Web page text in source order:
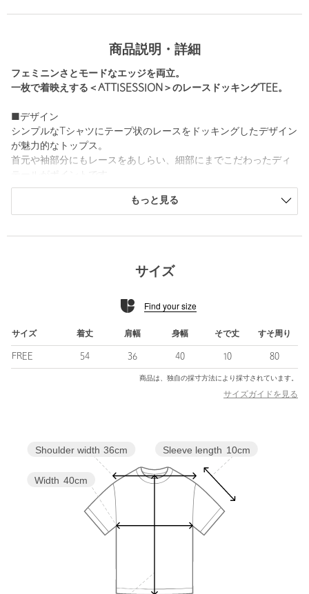
商品説明・詳細
フェミニンさとモードなエッジを両立。
一枚で着映えする＜ATTISESSION＞のレースドッキングTEE。
■デザイン
シンプルなTシャツにテープ状のレースをドッキングしたデザイン
が魅力的なトップス。
首元や袖部分にもレースをあしらい、細部にまでこだわったディ
テールがポイントです。
トレンド感のあるコンパクトなサイズバランスが、デイリーに取
クリーンな印象へと導くホワイトと、シックなブラックの2色をご
ポリエステル×コットンの肌馴染みが良い質感の素材を使用。
スと合わせればミニマルで都会的なスタイルに。
ミニ丈ボトムと合わせてバランスを楽しむのもおすすめです。
ジャケットやシャツのインナーとしてレースを覗かせるレイヤー
一枚でも、重ねても、ワードローブの軸になる存在です。
透け感：ややあり
光沢感：なし
ケア方法：手洗い可
============================
＜ATTISESSION（アティセッション）＞
ブランド名は、Attitude（態度）とObsession（執着）という二つ
もっと見る
サイズ
Find your size
サイズ 着丈 肩幅 身幅 そで丈 すそ周り
FREE 54 36 40 10 80
商品は、独自の採寸方法により採寸されています。
サイズガイドを見る
Sleeve length 10cm
Width 40cm
Shoulder width 36cm